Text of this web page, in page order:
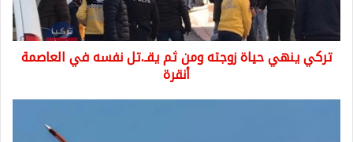
في
العاصمة
أنقرة
تركي ينهي حياة زوجته ومن ثم يقـ.تل نفسه في العاصمة
أنقرة